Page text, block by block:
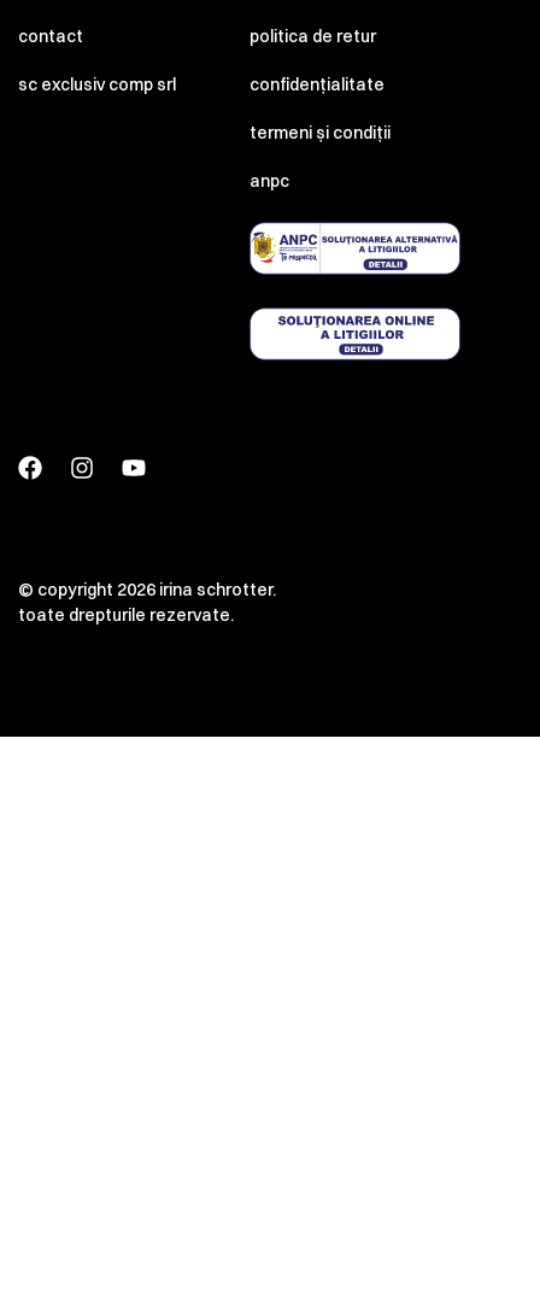
contact
sc exclusiv comp srl
politica de retur
confidențialitate
termeni și condiții
anpc
© copyright 2026 irina schrotter.
toate drepturile rezervate.